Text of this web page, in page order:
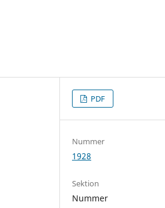
PDF
Nummer
1928
Sektion
Nummer